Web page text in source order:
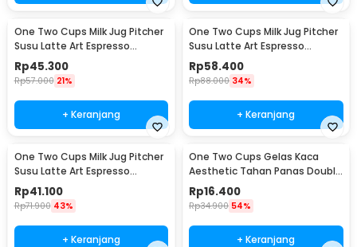
One Two Cups Milk Jug Pitcher
Susu Latte Art Espresso
Stainless Steel 600ml - J068
Rp45.300
Rp57.000 21%
+ Keranjang
One Two Cups Milk Jug Pitcher
Susu Latte Art Espresso
Stainless Steel 900ml - J068
Rp58.400
Rp88.000 34%
+ Keranjang
One Two Cups Milk Jug Pitcher
Susu Latte Art Espresso
Stainless Steel 350ml - 10084
Rp41.100
Rp71.900 43%
+ Keranjang
One Two Cups Gelas Kaca
Aesthetic Tahan Panas Double
Wall Glass 250ml - PLY1704
Rp16.400
Rp34.900 54%
+ Keranjang